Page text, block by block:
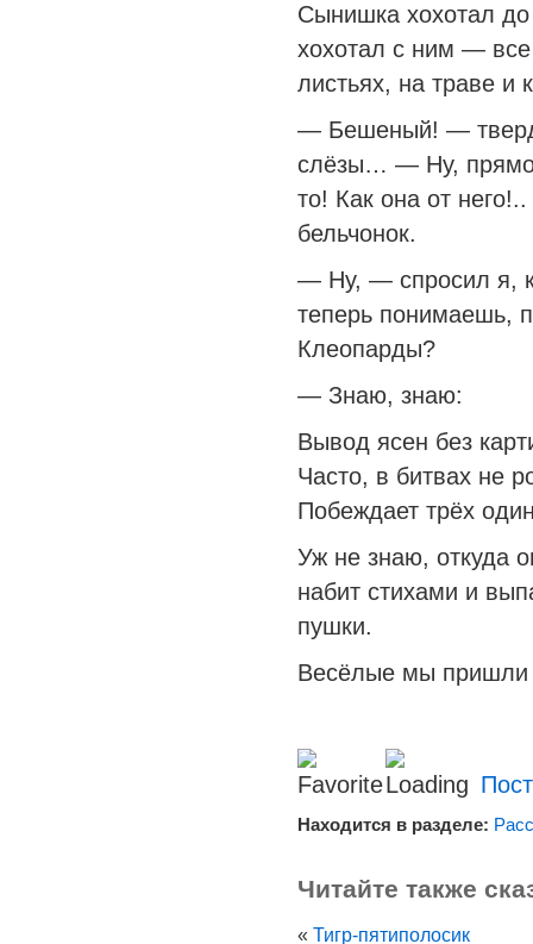
Сынишка хохотал
хохотал с ним —
листьях, на траве и
— Бешеный! —
слёзы… — Ну, прямо
то! Как она от
бельчонок.
— Ну, — спросил я,
теперь понимаешь,
Клеопарды?
— Знаю, знаю:
Вывод ясен без
Часто, в битвах не
Побеждает трёх
Уж не знаю, откуда
набит стихами и
пушки.
Весёлые мы пришли
Находится в разделе:
Читайте также
« Тигр-пятиполосик